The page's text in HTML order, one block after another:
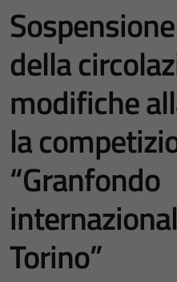
della
modifiche
la
“Granfondo
Torino”